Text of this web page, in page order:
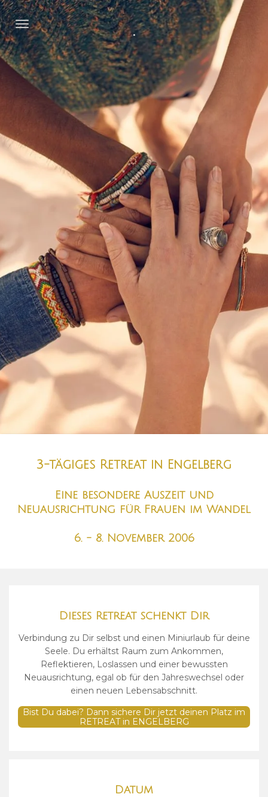
Zum
Hauptinhalt
springen
.
3-tägiges Retreat in Engelberg
Eine besondere Auszeit und
Neuausrichtung für Frauen im Wandel
6. - 8. November 2006
Dieses Retreat schenkt Dir
Verbindung zu Dir selbst und einen Miniurlaub für deine
Seele. Du erhältst Raum zum Ankommen,
Reflektieren, Loslassen und einer bewussten
Neuausrichtung, egal ob für den Jahreswechsel oder
einen neuen Lebensabschnitt.
Bist Du dabei? Dann sichere Dir jetzt deinen Platz im
RETREAT in ENGELBERG
Datum